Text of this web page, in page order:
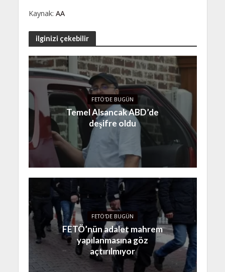
Kaynak: AA
ilginizi çekebilir
FETÖ'DE BUGÜN
Temel Alsancak ABD’de
deşifre oldu
FETÖ'DE BUGÜN
FETÖ’nün adalet mahrem
yapılanmasına göz
açtırılmıyor